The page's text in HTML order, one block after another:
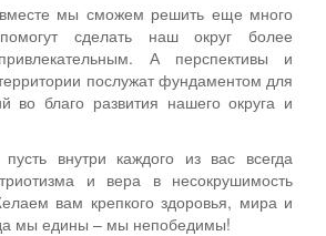
мы сможем решить еще много
сделать наш округ более
А перспективы и
послужат фундаментом для
во благо развития нашего округа и
внутри каждого из вас всегда
и вера в несокрушимость
вам крепкого здоровья, мира и
мы едины – мы непобедимы!